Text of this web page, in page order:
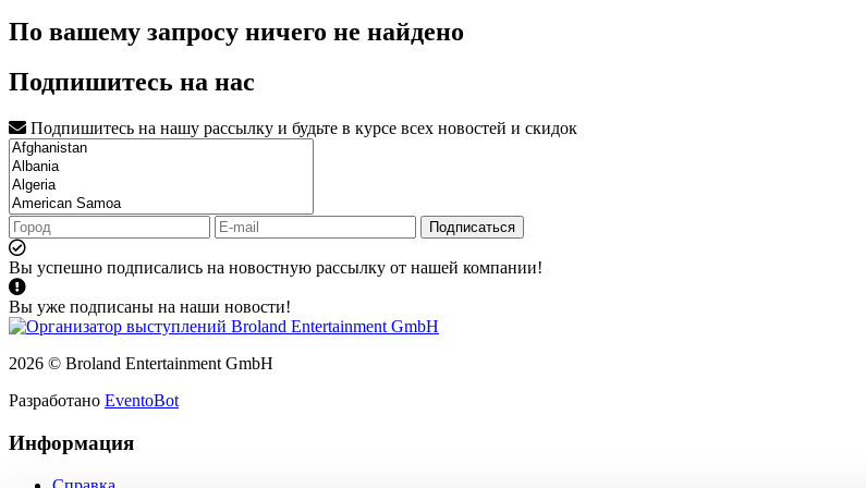
По вашему запросу ничего не найдено
Подпишитесь на нас
Подпишитесь на нашу рассылку и будьте в курсе всех новостей и скидок
Подписаться
Вы успешно подписались на новостную рассылку от нашей компании!
Вы уже подписаны на наши новости!
2026 © Broland Entertainment GmbH
Разработано EventoBot
Информация